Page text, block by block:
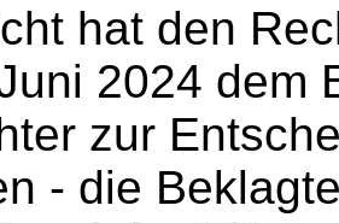
hat den
2024 dem
zur
- die